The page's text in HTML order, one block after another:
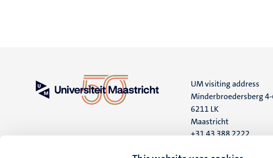
UM visiting address
Minderbroedersberg
6211 LK
Maastricht
+31 43 388 2222